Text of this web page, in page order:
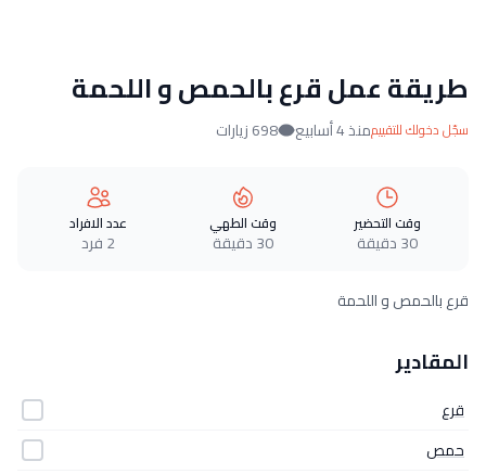
طريقة عمل قرع بالحمص و اللحمة
سجّل دخولك للتقييممنذ 4 أسابيع 698 زيارات
وقت التحضير
30 دقيقة
وقت الطهي
30 دقيقة
عدد الافراد
2 فرد
قرع بالحمص و اللحمة
المقادير
قرع
حمص